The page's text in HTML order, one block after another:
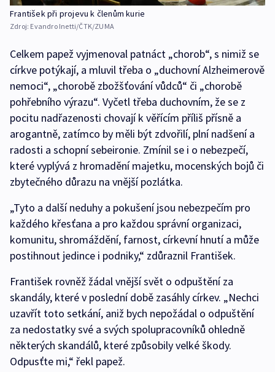
František při projevu k členům kurie
Zdroj: Evandro Inetti/ČTK/ZUMA
Celkem papež vyjmenoval patnáct „chorob“, s nimiž se
církve potýkají, a mluvil třeba o „duchovní Alzheimerově
nemoci“, „chorobě zbožšťování vůdců“ či „chorobě
pohřebního výrazu“. Vyčetl třeba duchovním, že se z
pocitu nadřazenosti chovají k věřícím příliš přísně a
arogantně, zatímco by měli být zdvořilí, plní nadšení a
radosti a schopní sebeironie. Zmínil se i o nebezpečí,
které vyplývá z hromadění majetku, mocenských bojů či
zbytečného důrazu na vnější pozlátka.
„Tyto a další neduhy a pokušení jsou nebezpečím pro
každého křesťana a pro každou správní organizaci,
komunitu, shromáždění, farnost, církevní hnutí a může
postihnout jedince i podniky,“ zdůraznil František.
František rovněž žádal vnější svět o odpuštění za
skandály, které v poslední době zasáhly církev. „Nechci
uzavřít toto setkání, aniž bych nepožádal o odpuštění
za nedostatky své a svých spolupracovníků ohledně
některých skandálů, které způsobily velké škody.
Odpusťte mi,“ řekl papež.